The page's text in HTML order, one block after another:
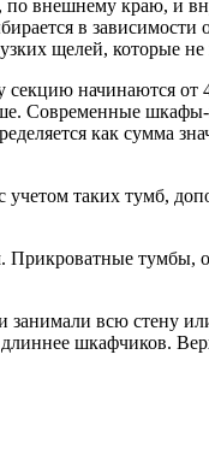
по внешнему краю, и
в зависимости
щелей, которые
начинаются от
Современные шкафы-
как сумма
учетом таких тумб,
тумбы,
всю стену
шкафчиков.